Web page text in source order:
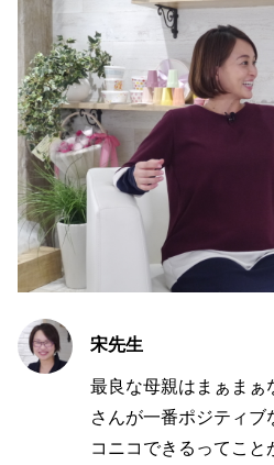
宋先生
最良な母親はまぁまぁ
さんが一番ポジティブ
コニコできるってこと